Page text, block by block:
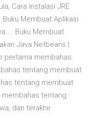
Cara instalasi JRE
Buku Membuat Aplikasi
... Buku Membuat
Java Netbeans |
pertama membahas
tentang membuat
tentang membuat
tentang
dan terakhir